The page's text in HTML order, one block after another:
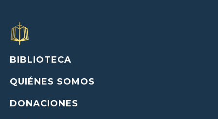
BIBLIOTECA
QUIÉNES SOMOS
DONACIONES